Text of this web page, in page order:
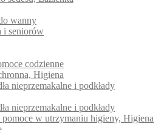
wanny
i seniorów
codzienne
Higiena
nieprzemakalne i podkłady
nieprzemakalne i podkłady
pomoce w utrzymaniu higieny, Higiena